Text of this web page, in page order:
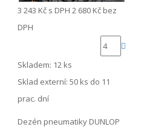
3 243 Kč s DPH 2 680 Kč bez
DPH
Skladem: 12 ks
Sklad externí: 50 ks do 11
prac. dní
Dezén pneumatiky DUNLOP